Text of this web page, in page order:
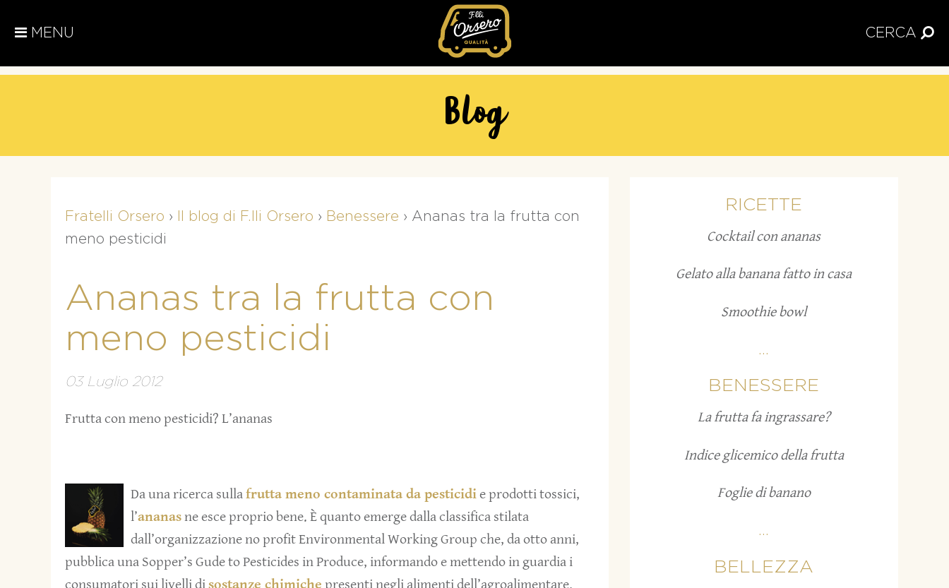
MENU CERCA
Blog
Fratelli Orsero › Il blog di F.lli Orsero › Benessere › Ananas tra la frutta con
meno pesticidi
Ananas tra la frutta con
meno pesticidi
03 Luglio 2012
Frutta con meno pesticidi? L’ananas
Da una ricerca sullafrutta meno contaminata da pesticidie prodotti tossici,
l’ananasne esce proprio bene. È quanto emerge dalla classifica stilata
dall’organizzazione no profit Environmental Working Group che, da otto anni,
pubblica una Sopper’s Gude to Pesticides in Produce, informando e mettendo in guardia i
RICETTE
Cocktail con ananas
Gelato alla banana fatto in casa
Smoothie bowl
...
BENESSERE
La frutta fa ingrassare?
Indice glicemico della frutta
Foglie di banano
...
BELLEZZA